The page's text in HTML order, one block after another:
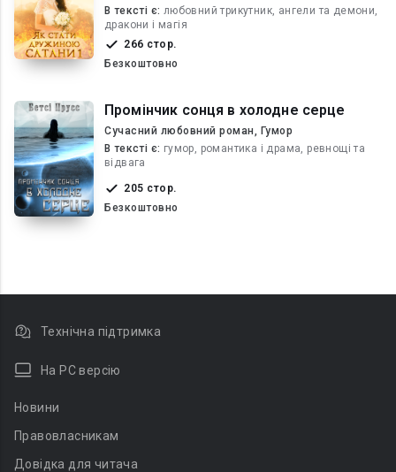
В текcті є: любовний трикутник, ангели та демони,
дракони і магія
266 стор.
Безкоштовно
Промінчик сонця в холодне серце
Сучасний любовний роман, Гумор
В текcті є: гумор, романтика і драма, ревнощі та
відвага
205 стор.
Безкоштовно
Технічна підтримка
На PC версію
Новини
Правовласникам
Довідка для читача